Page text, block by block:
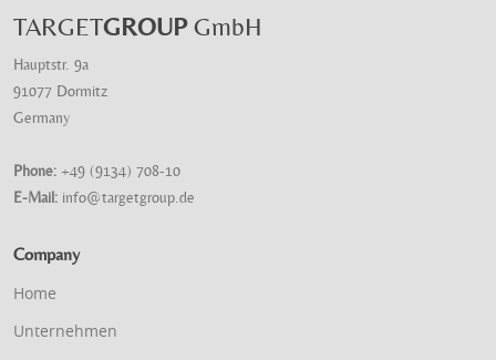
TARGETGROUPGmbH
Hauptstr. 9a
91077 Dormitz
Germany
Phone: +49 (9134) 708-10
E-Mail: info@targetgroup.de
Company
Home
Unternehmen